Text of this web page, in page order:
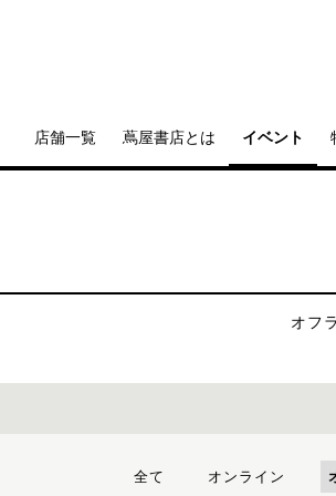
店舗一覧 蔦屋書店とは イベント
オフ
全て オンライン